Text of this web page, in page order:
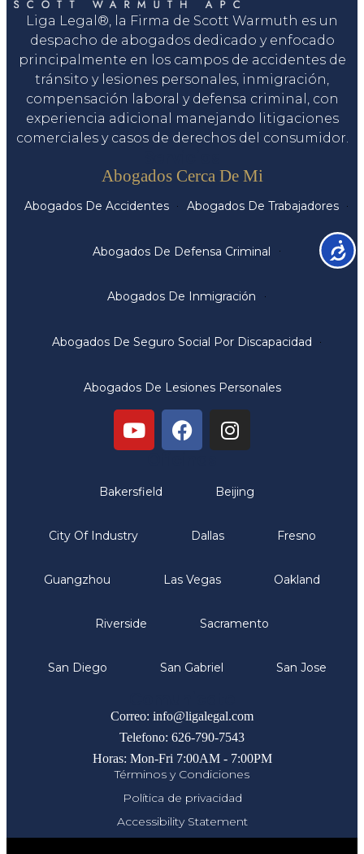
Liga Legal®, la Firma de Scott Warmuth es un
despacho de abogados dedicado y enfocado
principalmente en los campos de accidentes de
tránsito y lesiones personales, inmigración,
compensación laboral y defensa criminal, con
experiencia adicional manejando litigaciones
comerciales y casos de derechos del consumidor.
Abogados Cerca De Mi
Abogados De Accidentes Abogados De Trabajadores
Abogados De Defensa Criminal
Abogados De Inmigración
Abogados De Seguro Social Por Discapacidad
Abogados De Lesiones Personales
Bakersfield Beijing
City Of Industry Dallas Fresno
Guangzhou Las Vegas Oakland
Riverside Sacramento
San Diego San Gabriel San Jose
Correo: info@ligalegal.com
Telefono: 626-790-7543
Horas: Mon-Fri 7:00AM - 7:00PM
Términos y Condiciones
Política de privacidad
Accessibility Statement